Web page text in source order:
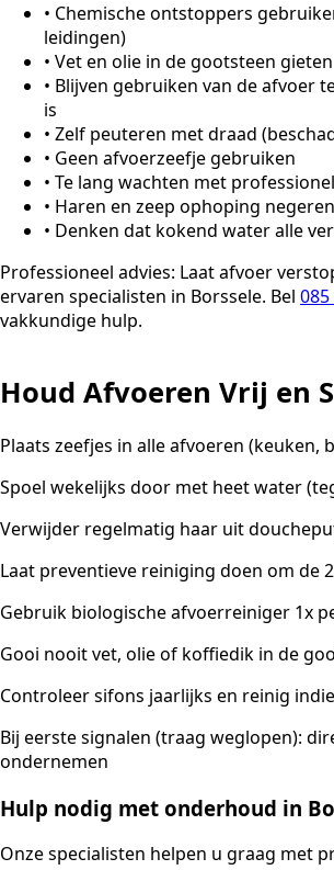
• Chemische ontstoppers
leidingen)
• Vet en olie in de gootsteen gieten
• Blijven gebruiken van de afvoer
is
• Zelf peuteren met draad
• Geen afvoerzeefje gebruiken
• Te lang wachten met
• Haren en zeep ophoping
• Denken dat kokend water alle
Professioneel advies: Laat afvoer
ervaren specialisten in Borssele. Bel 085
vakkundige hulp.
Houd Afvoeren Vrij en
Plaats zeefjes in alle afvoeren (keuken,
Spoel wekelijks door met heet water
Verwijder regelmatig haar uit
Laat preventieve reiniging doen om de
Gebruik biologische afvoerreiniger 1x
Gooi nooit vet, olie of koffiedik in de
Controleer sifons jaarlijks en reinig
Bij eerste signalen (traag weglopen):
ondernemen
Hulp nodig met onderhoud in
Onze specialisten helpen u graag met